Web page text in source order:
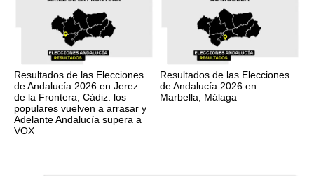
Resultados de las Elecciones
de Andalucía 2026 en Jerez
de la Frontera, Cádiz: los
populares vuelven a arrasar y
Adelante Andalucía supera a
VOX
Resultados de las Elecciones
de Andalucía 2026 en
Marbella, Málaga